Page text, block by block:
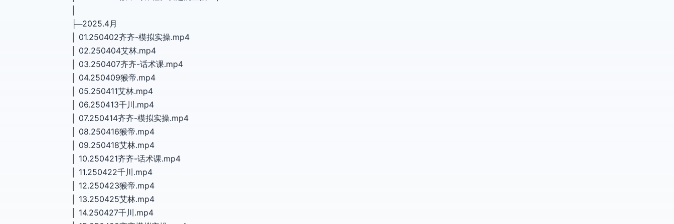
├─2025.4月
│ 01.250402齐齐-模拟实操.mp4
│ 02.250404艾林.mp4
│ 03.250407齐齐-话术课.mp4
│ 04.250409猴帝.mp4
│ 05.250411艾林.mp4
│ 06.250413千川.mp4
│ 07.250414齐齐-模拟实操.mp4
│ 08.250416猴帝.mp4
│ 09.250418艾林.mp4
│ 10.250421齐齐-话术课.mp4
│ 11.250422千川.mp4
│ 12.250423猴帝.mp4
│ 13.250425艾林.mp4
│ 14.250427千川.mp4